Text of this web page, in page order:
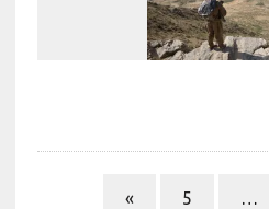
…
5
»